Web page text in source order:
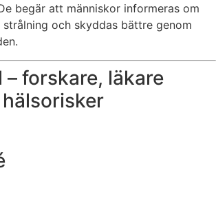
begär att människor informeras om
och skyddas bättre genom
– forskare, läkare